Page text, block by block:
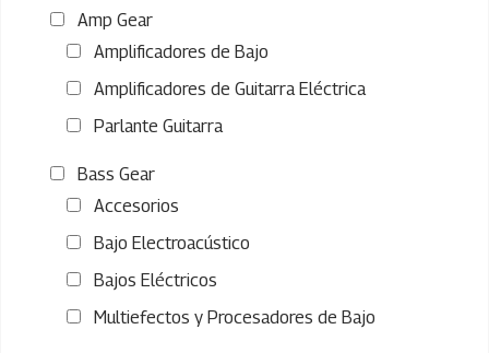
Amp Gear
Amplificadores de Bajo
Amplificadores de Guitarra Eléctrica
Parlante Guitarra
Bass Gear
Accesorios
Bajo Electroacústico
Bajos Eléctricos
Multiefectos y Procesadores de Bajo